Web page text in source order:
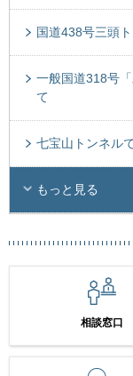
国道438号三頭
一般国道318号
て
七宝山トンネル
もっと見る
相談窓口